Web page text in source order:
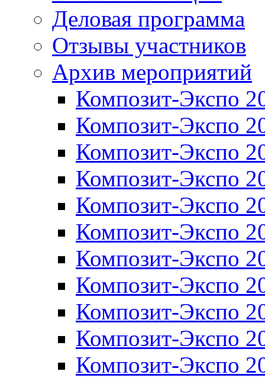
Деловая программа
Отзывы участников
Архив мероприятий
Композит-Экспо
Композит-Экспо
Композит-Экспо
Композит-Экспо
Композит-Экспо
Композит-Экспо
Композит-Экспо
Композит-Экспо
Композит-Экспо
Композит-Экспо
Композит-Экспо